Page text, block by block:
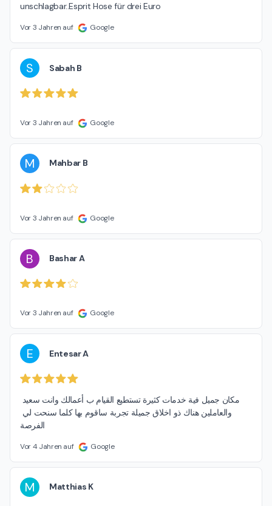
unschlagbar..Esprit Hose für drei Euro
Vor 3 Jahren auf Google
S Sabah B
Vor 3 Jahren auf Google
M Mahbar B
Vor 3 Jahren auf Google
B Bashar A
Vor 3 Jahren auf Google
E Entesar A
الفرصة
Vor 4 Jahren auf Google
M Matthias K